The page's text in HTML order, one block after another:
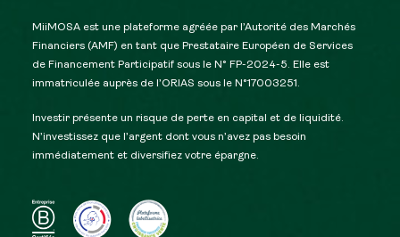
MiiMOSA est une plateforme agréée par l’Autorité des Marchés
Financiers (AMF) en tant que Prestataire Européen de Services
de Financement Participatif sous le N° FP-2024-5. Elle est
immatriculée auprès de l’ORIAS sous le N°17003251.
Investir présente un risque de perte en capital et de liquidité.
N’investissez que l’argent dont vous n’avez pas besoin
immédiatement et diversifiez votre épargne.